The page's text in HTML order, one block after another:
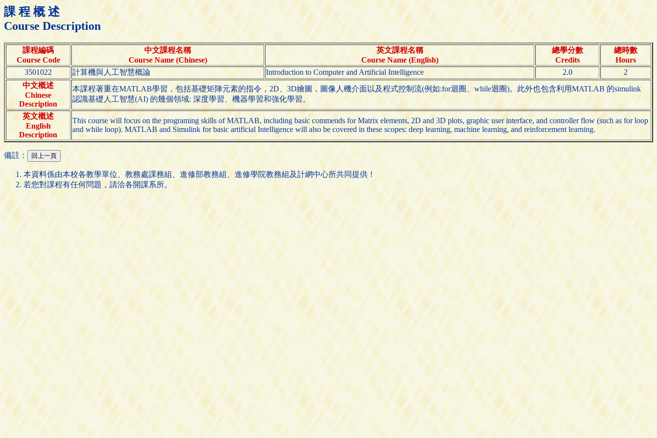
課 程 概 述
Course Description
課程編碼
Course Code
中文課程名稱
Course Name (Chinese)
英文課程名稱
Course Name (English)
總學分數
Credits
總時數
Hours
3501022
計算機與人工智慧概論 Introduction to Computer and Artificial Intelligence 2.0
2
中文概述
Chinese
Description
本課程著重在MATLAB學習，包括基礎矩陣元素的指令，2D、3D繪圖，圖像人機介面以及程式控制流(例如:for迴圈、while迴圈)。此外也包含利用MATLAB 的simulink
認識基礎人工智慧(AI) 的幾個領域: 深度學習、機器學習和強化學習。
英文概述
English
Description
This course will focus on the programing skills of MATLAB, including basic commends for Matrix elements, 2D and 3D plots, graphic user interface, and controller flow (such as for loop
and while loop). MATLAB and Simulink for basic artificial Intelligence will also be covered in these scopes: deep learning, machine learning, and reinforcement learning.
備註：
本資料係由本校各教學單位、教務處課務組、進修部教務組、進修學院教務組及計網中心所共同提供！
若您對課程有任何問題，請洽各開課系所。